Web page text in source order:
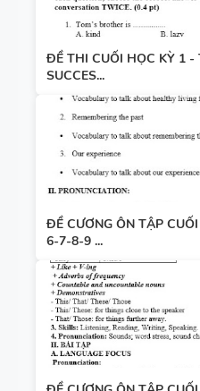
ĐỀ THI CUỐI HỌC KỲ 1 -
SUCCES...
ĐỀ CƯƠNG ÔN TẬP
6-7-8-9 ...